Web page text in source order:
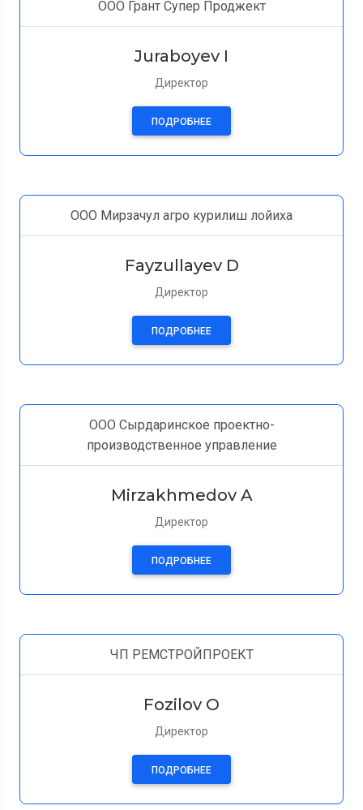
ООО Грант Супер Проджект
Juraboyev I
Директор
ПОДРОБНЕЕ
ООО Мирзачул агро курилиш лойиха
Fayzullayev D
Директор
ПОДРОБНЕЕ
ООО Сырдаринское проектно-
производственное управление
Mirzakhmedov A
Директор
ПОДРОБНЕЕ
ЧП РЕМСТРОЙПРОЕКТ
Fozilov O
Директор
ПОДРОБНЕЕ